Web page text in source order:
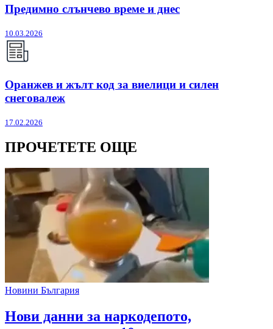
Предимно слънчево време и днес
10.03.2026
Оранжев и жълт код за виелици и силен
снеговалеж
17.02.2026
ПРОЧЕТЕТЕ ОЩЕ
Новини България
Нови данни за наркодепото,